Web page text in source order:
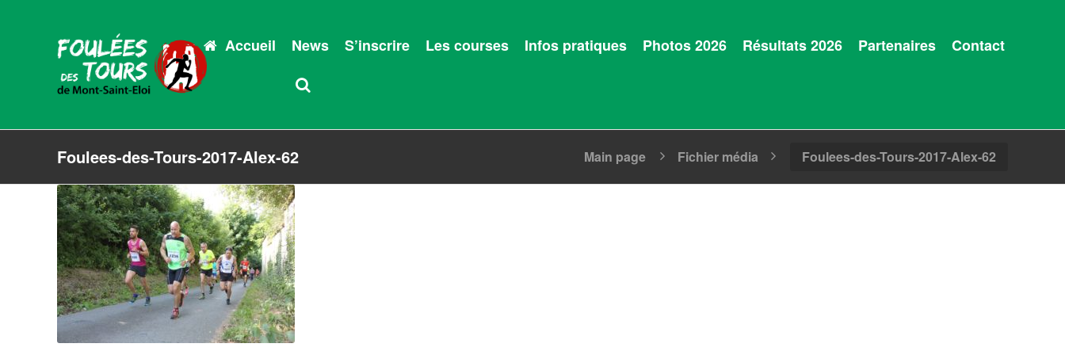
Accueil News S’inscrire Les courses Infos pratiques Photos 2026 Résultats 2026 Partenaires Contact
Foulees-des-Tours-2017-Alex-62 Main page Fichier média Foulees-des-Tours-2017-Alex-62